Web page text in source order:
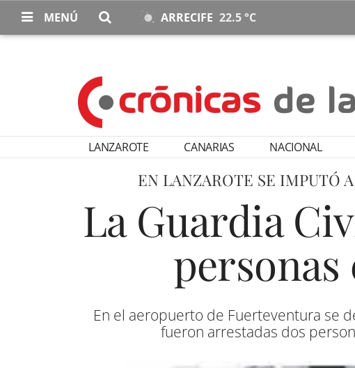
MENÚ ARRECIFE 22.5 °C
LANZAROTE CANARIAS NACIONAL
EN LANZAROTE SE IMPUTÓ
La Guardia
En el aeropuerto de Fuerteventura se
fueron arrestadas dos